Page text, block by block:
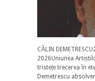
CĂLIN
2026Uniunea
tristețe trecerea în
Demetrescu